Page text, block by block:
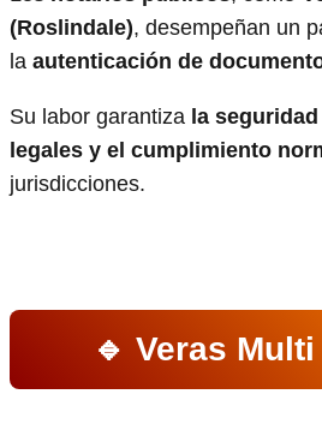
(Roslindale), desempeñan un
la autenticación de
Su labor garantiza la
legales y el cumplimiento
jurisdicciones.
🔹 Veras